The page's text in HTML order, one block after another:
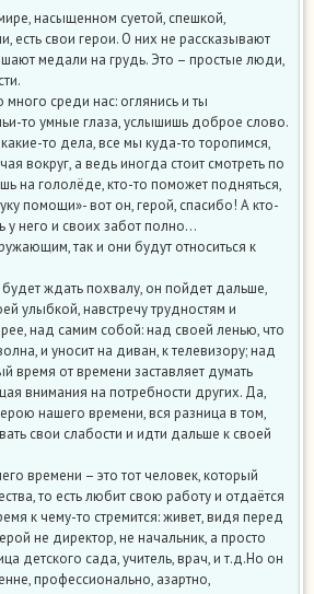
насыщенном суетой, спешкой,
есть свои герои. О них не рассказывают
медали на грудь. Это – простые люди,
среди нас: оглянись и ты
то умные глаза, услышишь доброе слово.
то дела, все мы куда-то торопимся,
вокруг, а ведь иногда стоит смотреть по
на гололёде, кто-то поможет подняться,
помощи»- вот он, герой, спасибо! А кто-
у него и своих забот полно…
так и они будут относиться к
ждать похвалу, он пойдет дальше,
улыбкой, навстречу трудностям и
над самим собой: над своей ленью, что
и уносит на диван, к телевизору; над
время от времени заставляет думать
внимания на потребности других. Да,
нашего времени, вся разница в том,
свои слабости и идти дальше к своей
времени – это тот человек, который
то есть любит свою работу и отдаётся
к чему-то стремится: живет, видя перед
не директор, не начальник, а просто
детского сада, учитель, врач, и т.д.Но он
профессионально, азартно,